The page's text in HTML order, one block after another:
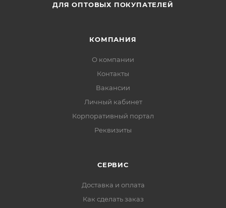
ДЛЯ ОПТОВЫХ ПОКУПАТЕЛЕЙ
КОМПАНИЯ
О компании
Контакты
Вакансии
Личный кабинет
Корпоративный портал
Реквизиты
СЕРВИС
Доставка и оплата
Как сделать заказ